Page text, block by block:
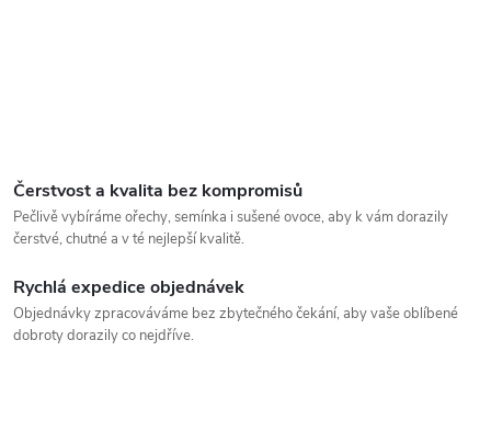
Čerstvost a kvalita bez kompromisů
Pečlivě vybíráme ořechy, semínka i sušené ovoce, aby k vám dorazily
čerstvé, chutné a v té nejlepší kvalitě.
Rychlá expedice objednávek
Objednávky zpracováváme bez zbytečného čekání, aby vaše oblíbené
dobroty dorazily co nejdříve.